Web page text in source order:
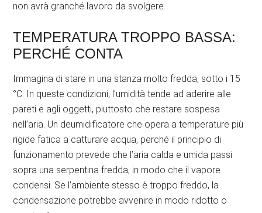
non avrà granché lavoro da svolgere.
TEMPERATURA TROPPO BASSA:
PERCHÉ CONTA
Immagina di stare in una stanza molto fredda, sotto i 15
°C. In queste condizioni, l’umidità tende ad aderire alle
pareti e agli oggetti, piuttosto che restare sospesa
nell’aria. Un deumidificatore che opera a temperature più
rigide fatica a catturare acqua, perché il principio di
funzionamento prevede che l’aria calda e umida passi
sopra una serpentina fredda, in modo che il vapore
condensi. Se l’ambiente stesso è troppo freddo, la
condensazione potrebbe avvenire in modo ridotto o